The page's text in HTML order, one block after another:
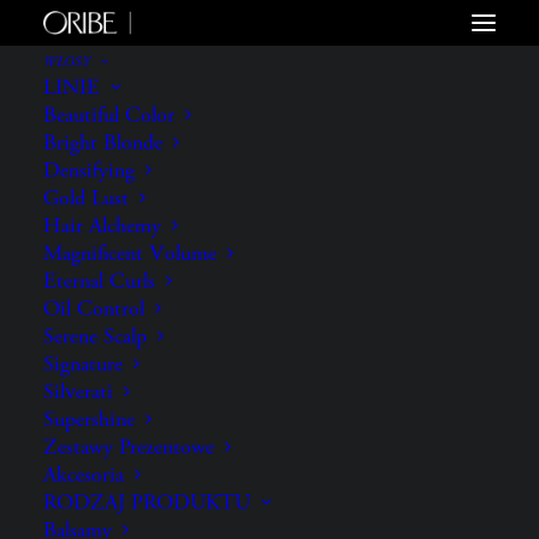
WŁOSY
LINIE
Beautiful Color
Bright Blonde
Densifying
Gold Lust
Hair Alchemy
Magnificent Volume
Eternal Curls
Oil Control
Serene Scalp
Signature
Silverati
Supershine
Zestawy Prezentowe
Akcesoria
RODZAJ PRODUKTU
Balsamy